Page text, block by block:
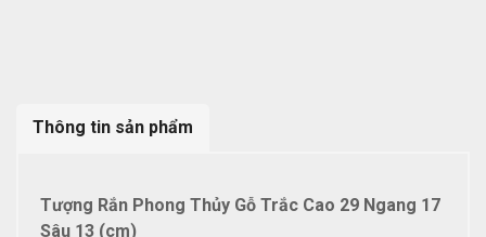
Thông tin sản phẩm
Tượng Rắn Phong Thủy Gỗ Trắc Cao 29 Ngang 17
Sâu 13 (cm)